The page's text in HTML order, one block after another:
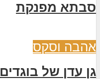
סבתא מפנקת
אהבה וסקס
גן עדן של בוגדים